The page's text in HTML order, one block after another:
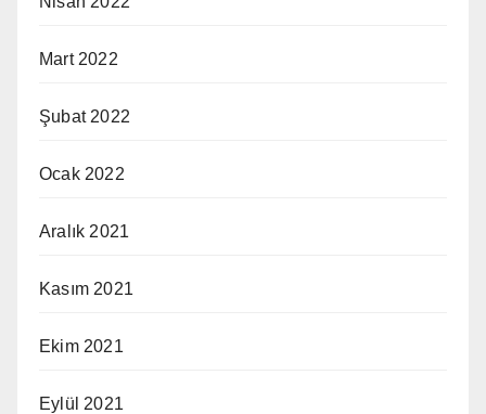
Mart 2022
Şubat 2022
Ocak 2022
Aralık 2021
Kasım 2021
Ekim 2021
Eylül 2021